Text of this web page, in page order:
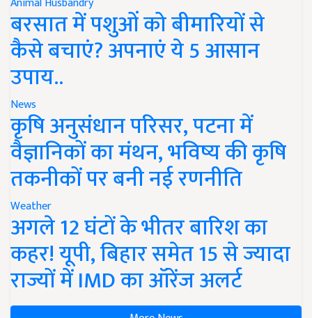
बरसात में पशुओं को बीमारियों से
कैसे बचाएं? अपनाएं ये 5 आसान
उपाय..
News
कृषि अनुसंधान परिसर, पटना में
वैज्ञानिकों का मंथन, भविष्य की कृषि
तकनीकों पर बनी नई रणनीति
Weather
अगले 12 घंटों के भीतर बारिश का
कहर! यूपी, बिहार समेत 15 से ज्यादा
राज्यों में IMD का ऑरेंज अलर्ट